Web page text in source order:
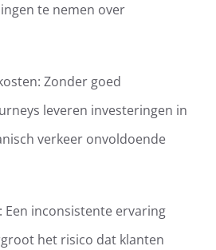
te nemen over
Zonder goed
leveren investeringen in
verkeer onvoldoende
Een inconsistente ervaring
het risico dat klanten